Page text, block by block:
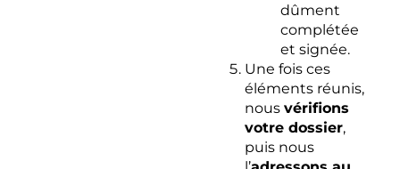
dûment
complétée
et signée.​
Une fois ces
éléments réunis,
nous vérifions
votre dossier,
puis nous